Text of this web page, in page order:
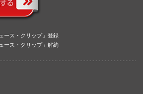
ース・クリップ」登録
ース・クリップ」解約